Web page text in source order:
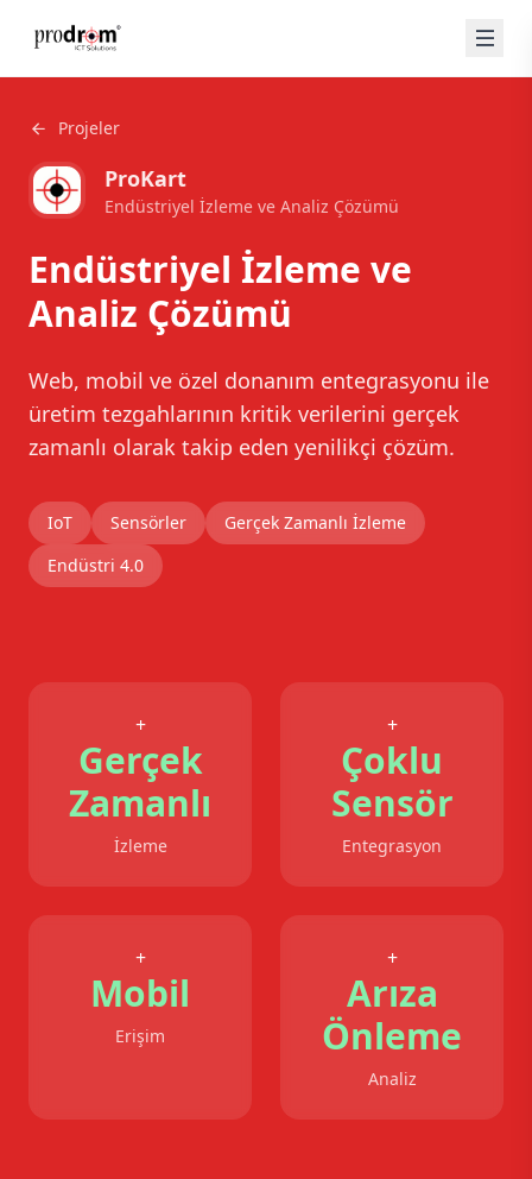
Projeler
ProKart
Endüstriyel İzleme ve Analiz Çözümü
Endüstriyel İzleme ve
Analiz Çözümü
Web, mobil ve özel donanım entegrasyonu ile
üretim tezgahlarının kritik verilerini gerçek
zamanlı olarak takip eden yenilikçi çözüm.
IoT Sensörler
Gerçek Zamanlı İzleme
Endüstri 4.0
+
Gerçek
Zamanlı
İzleme
+
Çoklu
Sensör
Entegrasyon
+
Mobil
Erişim
+
Arıza
Önleme
Analiz